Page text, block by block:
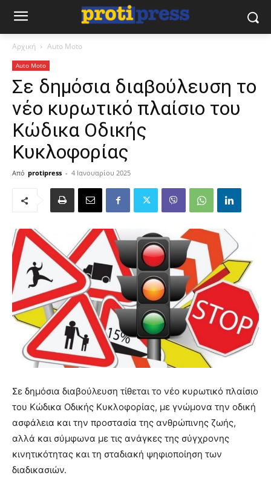
Αρχική Auto Moto
Auto Moto
Σε δημόσια διαβούλευση το
νέο κυρωτικό πλαίσιο του
Κώδικα Οδικής
Κυκλοφορίας
Από protipress - 4 Ιανουαρίου 2025
Σε δημόσια διαβούλευση τίθεται το νέο κυρωτικό πλαίσιο
του Κώδικα Οδικής Κυκλοφορίας, με γνώμονα την οδική
ασφάλεια και την προστασία της ανθρώπινης ζωής,
αλλά και σύμφωνα με τις ανάγκες της σύγχρονης
κινητικότητας και τη σταδιακή ψηφιοποίηση των
διαδικασιών.